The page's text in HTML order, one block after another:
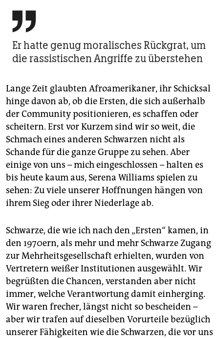

Er hatte genug moralisches Rückgrat, um
die rassis­tischen Angriffe zu überstehen
Lange Zeit glaubten Afroamerikaner, ihr Schicksal
hinge davon ab, ob die Ersten, die sich außerhalb
der Community positionieren, es schaffen oder
scheitern. Erst vor Kurzem sind wir so weit, die
Schmach eines anderen Schwarzen nicht als
Schande für die ganze Gruppe zu sehen. Aber
einige von uns – mich eingeschlossen – halten es
bis heute kaum aus, Serena Williams spielen zu
sehen: Zu viele unserer Hoffnungen hängen von
ihrem Sieg oder ihrer Niederlage ab.
Schwarze, die wie ich nach den „Ersten“ kamen, in
den 1970ern, als mehr und mehr Schwarze Zugang
zur Mehrheitsgesellschaft erhielten, wurden von
Vertretern weißer Institutionen ausgewählt. Wir
begrüßten die Chancen, verstanden aber nicht
immer, welche Verantwortung damit einherging.
Wir waren frecher, längst nicht so bescheiden –
aber wir trafen auf dieselben Vorurteile bezüglich
unserer Fähigkeiten wie die Schwarzen, die vor uns